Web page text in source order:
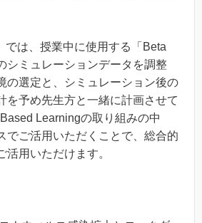
では、授業中に使用する「Beta
シミュレーションデータを調整
の選定と、シミュレーション後の
を予め先生方と一緒に計画させて
Learningの取り組みの中
でご活用いただくことで、総合的
活用いただけます。